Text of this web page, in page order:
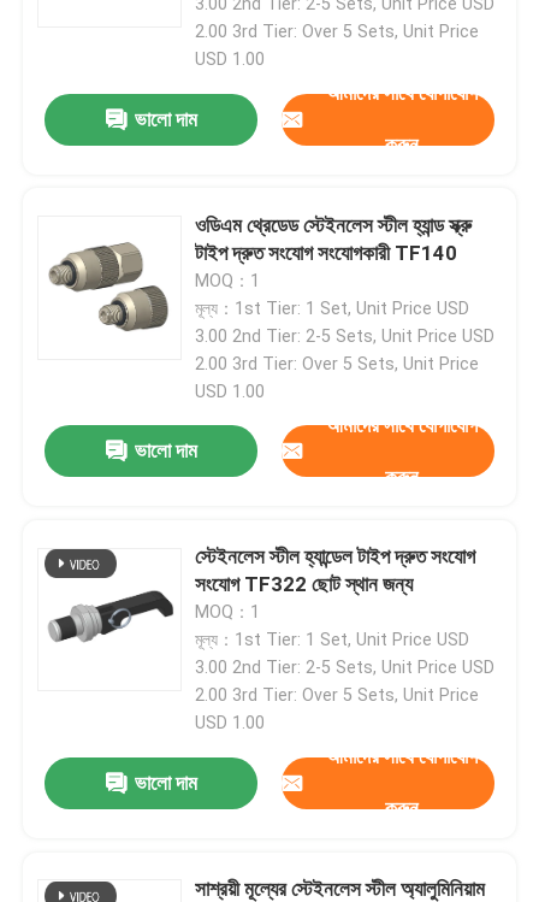
2.00 3rd Tier: Over 5 Sets, Unit Price
USD 1.00
ভালো দাম
আমাদের সাথে যোগাযোগ
করুন
ওডিএম থ্রেডেড স্টেইনলেস স্টীল হ্যান্ড স্ক্রু
টাইপ দ্রুত সংযোগ সংযোগকারী TF140
MOQ：1
মূল্য：1st Tier: 1 Set, Unit Price USD
3.00 2nd Tier: 2-5 Sets, Unit Price USD
2.00 3rd Tier: Over 5 Sets, Unit Price
USD 1.00
ভালো দাম
আমাদের সাথে যোগাযোগ
করুন
স্টেইনলেস স্টীল হ্যান্ডেল টাইপ দ্রুত সংযোগ
সংযোগ TF322 ছোট স্থান জন্য
MOQ：1
মূল্য：1st Tier: 1 Set, Unit Price USD
3.00 2nd Tier: 2-5 Sets, Unit Price USD
2.00 3rd Tier: Over 5 Sets, Unit Price
USD 1.00
ভালো দাম
আমাদের সাথে যোগাযোগ
করুন
সাশ্রয়ী মূল্যের স্টেইনলেস স্টীল অ্যালুমিনিয়াম